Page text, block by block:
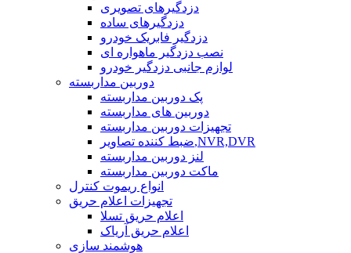
دزدگیرهای تصویری
دزدگیرهای ساده
دزدگیر فابریک خودرو
نصب دزدگیر ماهواره ای
لوازم جانبی دزدگیر خودرو
دوربین مداربسته
پک دوربین مداربسته
دوربین های مداربسته
تجهیزات دوربین مداربسته
ضبط کننده تصاویر,NVR,DVR
لنز دوربین مداربسته
ماکت دوربین مداربسته
انواع ریموت کنترل
تجهیزات اعلام حریق
اعلام حریق تسلا
اعلام حریق آریاک
هوشمند سازی